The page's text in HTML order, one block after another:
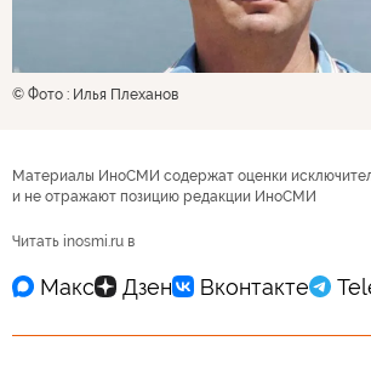
© Фото : Илья Плеханов
Материалы ИноСМИ содержат оценки
и не отражают позицию редакции ИноСМИ
Читать inosmi.ru в